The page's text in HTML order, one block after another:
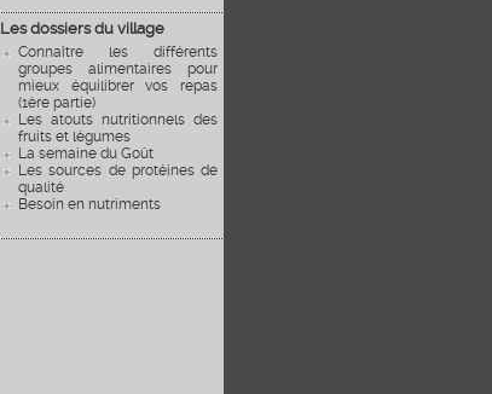
Les dossiers du village
Connaître les différents
groupes alimentaires pour
mieux équilibrer vos repas
(1ère partie)
Les atouts nutritionnels des
fruits et légumes
La semaine du Goût
Les sources de protéines de
qualité
Besoin en nutriments